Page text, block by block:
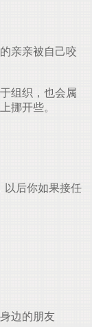
亲亲被自己咬
组织，也会属
挪开些。
以后你如果接任
边的朋友